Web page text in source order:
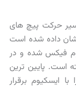
حرکت پیچ های
داده شده است
فیکس شده و در
است. پایین ترین
ایسکیوم برقرار